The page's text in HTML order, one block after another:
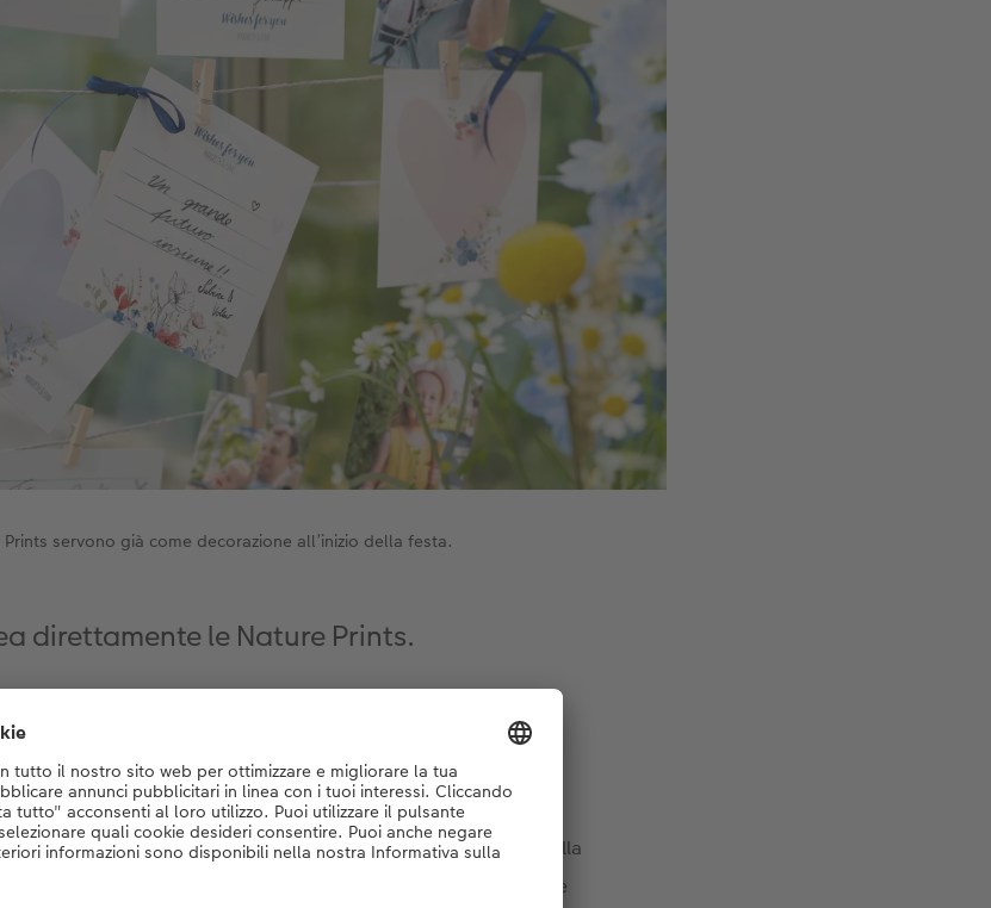
Prints servono già come decorazione all’inizio della festa.
direttamente le Nature Prints.
le tue foto direttamente nelsoftware CEWEoppure online sulla
conferisce alle foto stampate un aspetto particolarmente